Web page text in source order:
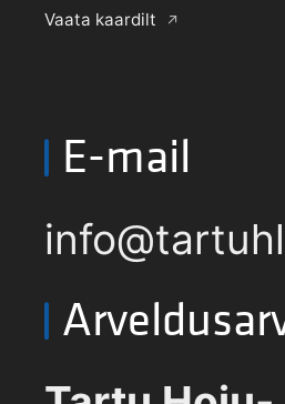
Vaata kaardilt
E-mail